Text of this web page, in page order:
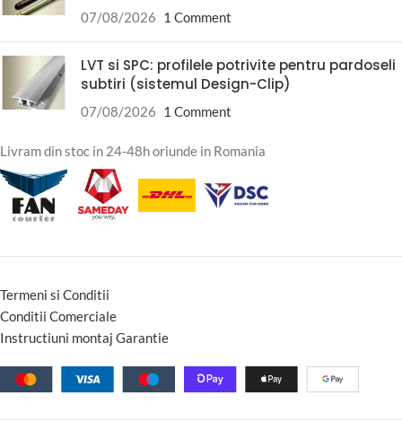
07/08/2026 1 Comment
LVT si SPC: profilele potrivite pentru pardoseli
subtiri (sistemul Design-Clip)
07/08/2026 1 Comment
Livram din stoc in 24-48h oriunde in Romania
Termeni si Conditii
Conditii Comerciale
Instructiuni montaj Garantie